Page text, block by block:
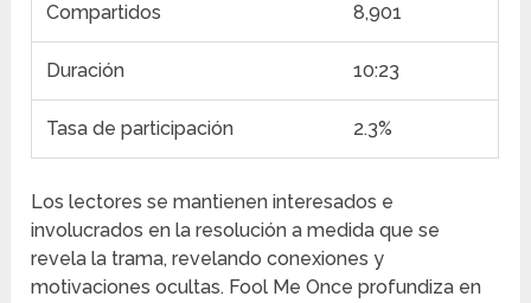
Compartidos 8,901
Duración 10:23
Tasa de participación 2.3%
Los lectores se mantienen interesados e
involucrados en la resolución a medida que se
revela la trama, revelando conexiones y
motivaciones ocultas. Fool Me Once profundiza en